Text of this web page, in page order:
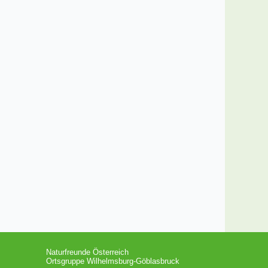
Naturfreunde Österreich
Ortsgruppe Wilhelmsburg-Göblasbruck